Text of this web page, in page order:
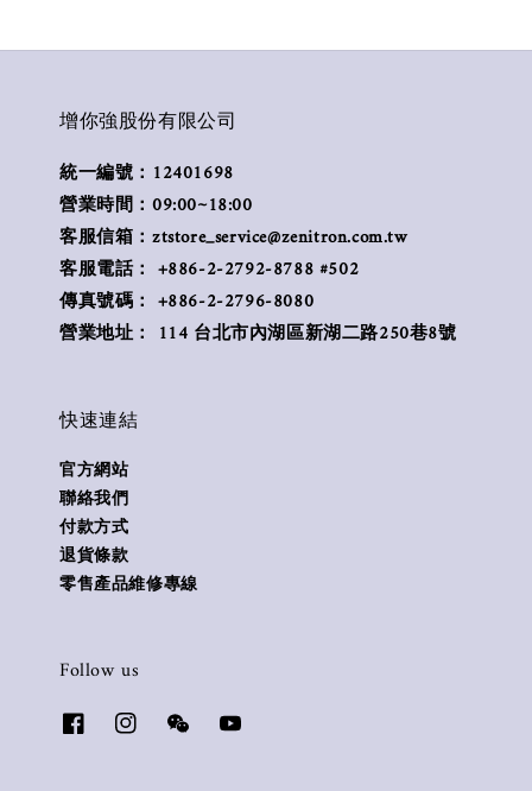
增你強股份有限公司
統一編號：12401698
營業時間：09:00~18:00
客服信箱：ztstore_service@zenitron.com.tw
客服電話： +886-2-2792-8788 #502
傳真號碼： +886-2-2796-8080
營業地址： 114 台北市內湖區新湖二路250巷8號
快速連結
官方網站
聯絡我們
付款方式
退貨條款
零售產品維修專線
Follow us